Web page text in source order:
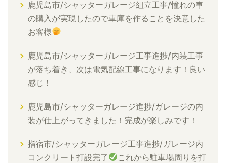
鹿児島市/シャッターガレージ組立工事/憧れの車
の購入が実現したので車庫を作ることを決意した
お客様
鹿児島市/シャッターガレージ工事進捗/内装工事
が落ち着き、次は電気配線工事になります！良い
感じ！
鹿児島市/シャッターガレージ進捗/ガレージの内
装が仕上がってきました！完成が楽しみです！
指宿市/シャッターガレージ工事進捗/ガレージ内
コンクリート打設完了
これから駐車場周りを打